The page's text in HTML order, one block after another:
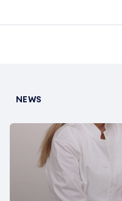
NEWS